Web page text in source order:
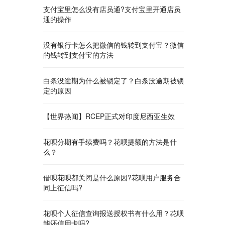
支付宝里怎么没有店员通?支付宝里开通店员
通的操作
没有银行卡怎么把微信的钱转到支付宝？微信
的钱转到支付宝的方法
白条没逾期为什么被锁定了？白条没逾期被锁
定的原因
【世界热闻】RCEP正式对印度尼西亚生效
花呗分期有手续费吗？花呗提额的方法是什
么？
借呗花呗都关闭是什么原因?花呗用户服务合
同上征信吗?
花呗个人征信查询报送授权书有什么用？花呗
能还信用卡吗?